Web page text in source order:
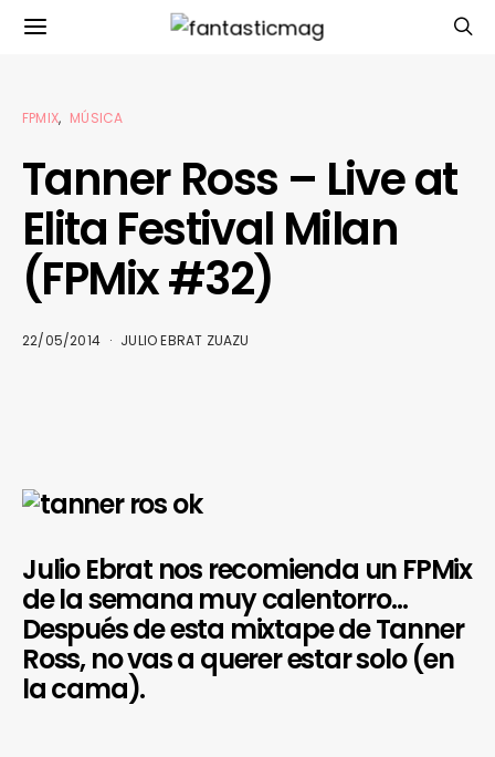
FPMIX MÚSICA
Tanner Ross – Live at
Elita Festival Milan
(FPMix #32)
22/05/2014 JULIO EBRAT ZUAZU
Julio Ebrat nos recomienda un FPMix
de la semana muy calentorro…
Después de esta mixtape de Tanner
Ross, no vas a querer estar solo (en
la cama).